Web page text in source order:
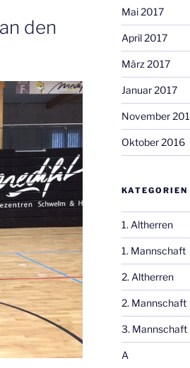
den
Mai 2017
April 2017
März 2017
Januar 2017
November
Oktober 2016
KATEGORIEN
1. Altherren
1. Mannschaft
2. Altherren
2. Mannschaft
3. Mannschaft
A